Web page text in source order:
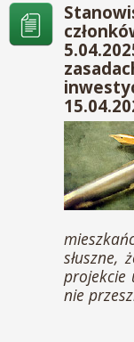
słuszne,
projekcie
nie